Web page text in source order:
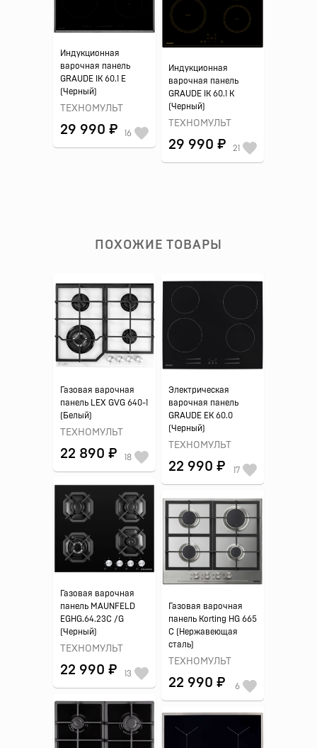
Индукционная
варочная панель
GRAUDE IK 60.1 E
(Черный)
ТЕХНОМУЛЬТ
29 990 ₽ 16
Индукционная
варочная панель
GRAUDE IK 60.1 K
(Черный)
ТЕХНОМУЛЬТ
29 990 ₽ 21
ПОХОЖИЕ ТОВАРЫ
Газовая варочная
панель LEX GVG 640-1
(Белый)
ТЕХНОМУЛЬТ
22 890 ₽ 18
Электрическая
варочная панель
GRAUDE EK 60.0
(Черный)
ТЕХНОМУЛЬТ
22 990 ₽ 17
Газовая варочная
панель MAUNFELD
EGHG.64.23C /G
(Черный)
ТЕХНОМУЛЬТ
22 990 ₽ 13
Газовая варочная
панель Korting HG 665
C (Нержавеющая
сталь)
ТЕХНОМУЛЬТ
22 990 ₽ 6